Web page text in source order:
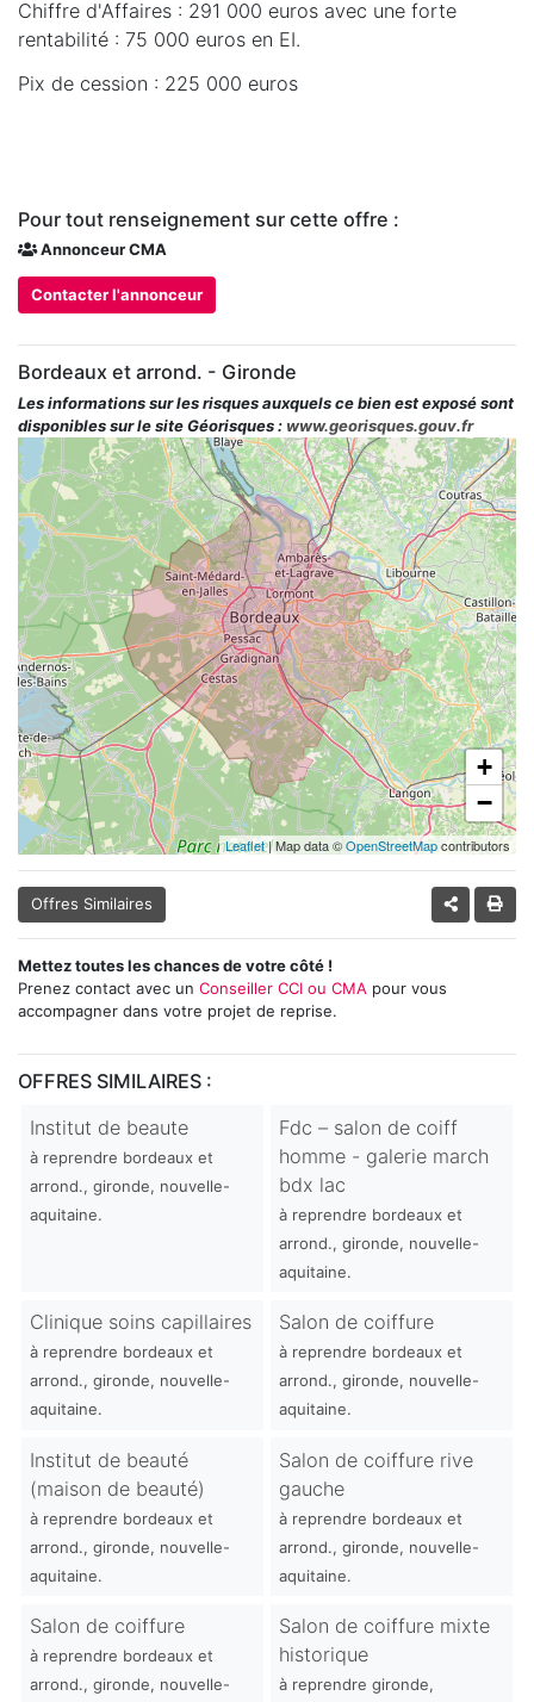
Chiffre d'Affaires : 291 000 euros avec une forte
rentabilité : 75 000 euros en EI.
Pix de cession : 225 000 euros
Pour tout renseignement sur cette offre :
Annonceur CMA
Contacter l'annonceur
Bordeaux et arrond. - Gironde
Les informations sur les risques auxquels ce bien est exposé sont
disponibles sur le site Géorisques : www.georisques.gouv.fr
+
−
Leaflet| Map data ©OpenStreetMapcontributors
Offres Similaires
Mettez toutes les chances de votre côté !
Prenez contact avec un Conseiller CCI ou CMA pour vous
accompagner dans votre projet de reprise.
OFFRES SIMILAIRES :
Institut de beaute
à reprendre bordeaux et
arrond., gironde, nouvelle-
aquitaine.
Fdc – salon de coiff
homme - galerie march
bdx lac
à reprendre bordeaux et
arrond., gironde, nouvelle-
aquitaine.
Clinique soins capillaires
à reprendre bordeaux et
arrond., gironde, nouvelle-
aquitaine.
Salon de coiffure
à reprendre bordeaux et
arrond., gironde, nouvelle-
aquitaine.
Institut de beauté
(maison de beauté)
à reprendre bordeaux et
arrond., gironde, nouvelle-
aquitaine.
Salon de coiffure rive
gauche
à reprendre bordeaux et
arrond., gironde, nouvelle-
aquitaine.
Salon de coiffure
à reprendre bordeaux et
arrond., gironde, nouvelle-
Salon de coiffure mixte
historique
à reprendre gironde,